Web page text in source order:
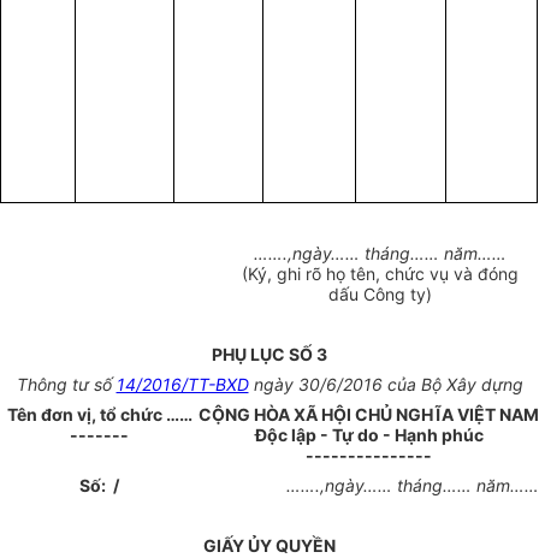
…….,ngày…… tháng…… năm……
(Ký, ghi rõ họ tên, chức vụ và đóng
dấu Công ty)
PHỤ LỤC SỐ 3
Thông tư số14/2016/TT-BXDngày 30/6/2016 của Bộ Xây dựng
Tên đơn vị, tổ chức ……
-------
CỘNG HÒA XÃ HỘI CHỦ NGHĨA VIỆT NAM
Độc lập - Tự do - Hạnh phúc
---------------
Số: / …….,ngày…… tháng…… năm……
GIẤY ỦY QUYỀN